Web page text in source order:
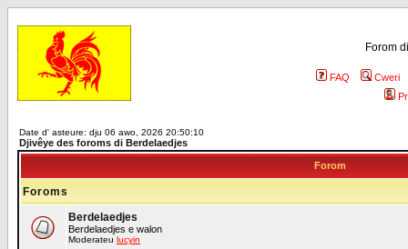
Forom
FAQ
Cweri
Date d' asteure: dju 06 awo, 2026 20:50:10
Djivêye des foroms di Berdelaedjes
Forom
Foroms
Berdelaedjes
Berdelaedjes e walon
Moderateu lucyin